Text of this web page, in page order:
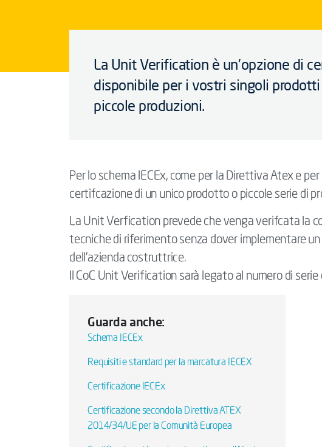
La Unit Verification è un'opzione di
disponibile per i vostri singoli
piccole produzioni.
Per lo schema IECEx, come per la Direttiva Atex e
certifcazione di un unico prodotto o piccole serie di
La Unit Verfication prevede che venga verifcata la
tecniche di riferimento senza dover implementare
dell’azienda costruttrice.
Il CoC Unit Verification sarà legato al numero di
Guarda anche:
Schema IECEx
Requisiti e standard per la marcatura IECEX
Certificazione IECEx
Certificazione secondo la Direttiva ATEX
2014/34/UE per la Comunità Europea